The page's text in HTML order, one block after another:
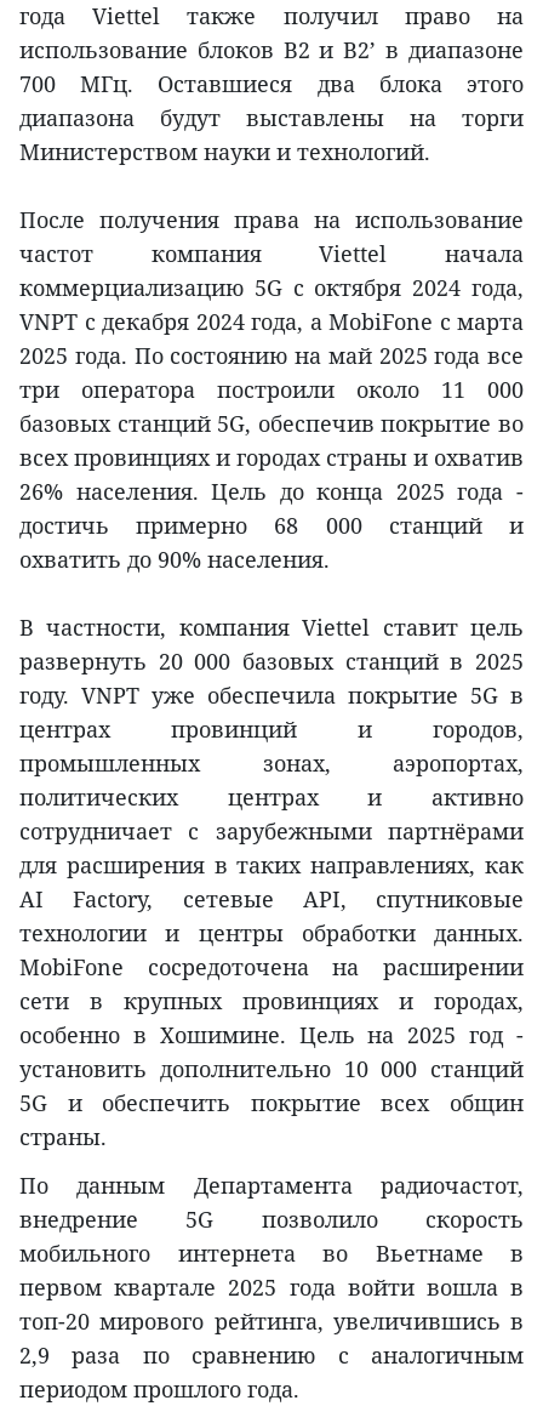
года Viettel также получил право на
использование блоков B2 и B2’ в диапазоне
700 МГц. Оставшиеся два блока этого
диапазона будут выставлены на торги
Министерством науки и технологий.
После получения права на использование
частот компания Viettel начала
коммерциализацию 5G с октября 2024 года,
VNPT с декабря 2024 года, а MobiFone с марта
2025 года. По состоянию на май 2025 года все
три оператора построили около 11 000
базовых станций 5G, обеспечив покрытие во
всех провинциях и городах страны и охватив
26% населения. Цель до конца 2025 года -
достичь примерно 68 000 станций и
охватить до 90% населения.
В частности, компания Viettel ставит цель
развернуть 20 000 базовых станций в 2025
году. VNPT уже обеспечила покрытие 5G в
центрах провинций и городов,
промышленных зонах, аэропортах,
политических центрах и активно
сотрудничает с зарубежными партнёрами
для расширения в таких направлениях, как
AI Factory, сетевые API, спутниковые
технологии и центры обработки данных.
MobiFone сосредоточена на расширении
сети в крупных провинциях и городах,
особенно в Хошимине. Цель на 2025 год -
установить дополнительно 10 000 станций
5G и обеспечить покрытие всех общин
страны.
По данным Департамента радиочастот,
внедрение 5G позволило скорость
мобильного интернета во Вьетнаме в
первом квартале 2025 года войти вошла в
топ-20 мирового рейтинга, увеличившись в
2,9 раза по сравнению с аналогичным
периодом прошлого года.